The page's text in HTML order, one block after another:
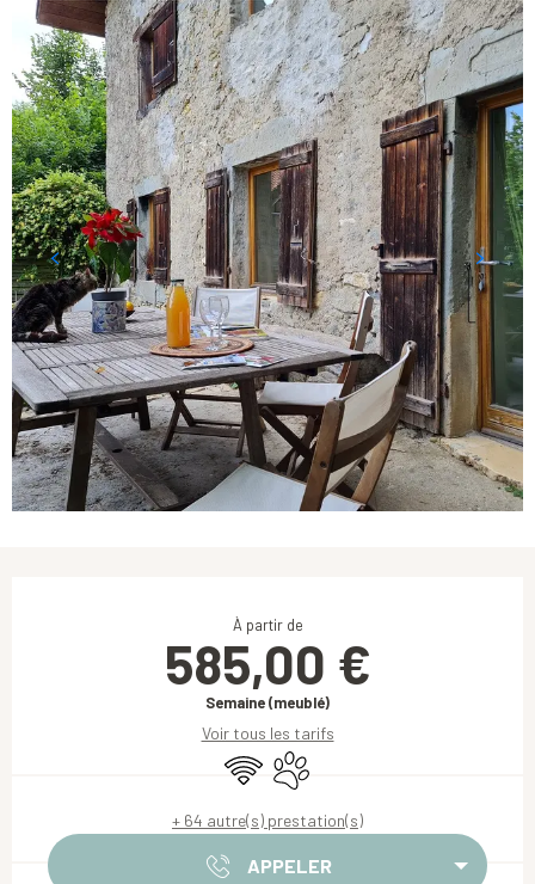
À partir de
585,00 €
Semaine (meublé)
Voir tous les tarifs
WiFi Animaux acceptés
+ 64 autre(s) prestation(s)
APPELER